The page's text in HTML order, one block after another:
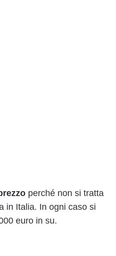
perché non si tratta
in Italia. In ogni caso si
euro in su.